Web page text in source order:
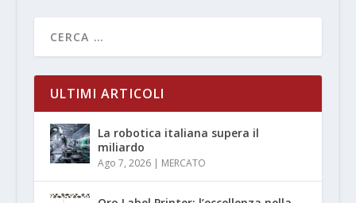
ULTIMI ARTICOLI
La robotica italiana supera il
miliardo
Ago 7, 2026| MERCATO